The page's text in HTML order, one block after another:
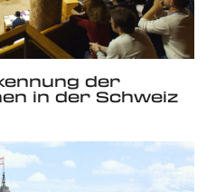
der
in der Schweiz